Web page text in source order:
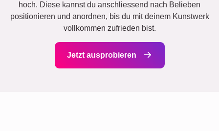
hoch. Diese kannst du anschliessend nach Belieben
positionieren und anordnen, bis du mit deinem Kunstwerk
vollkommen zufrieden bist.
Jetzt ausprobieren